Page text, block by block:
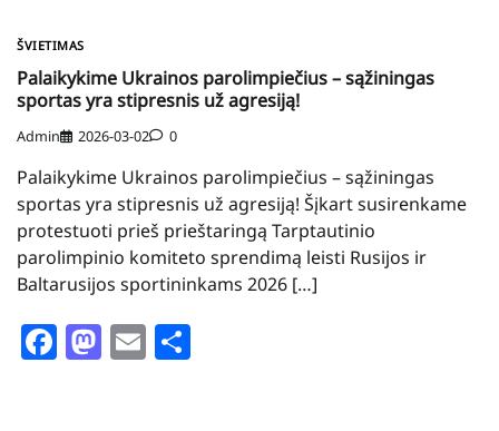
ŠVIETIMAS
Palaikykime Ukrainos parolimpiečius – sąžiningas
sportas yra stipresnis už agresiją!
Admin 2026-03-02 0
Palaikykime Ukrainos parolimpiečius – sąžiningas
sportas yra stipresnis už agresiją! Šįkart susirenkame
protestuoti prieš prieštaringą Tarptautinio
parolimpinio komiteto sprendimą leisti Rusijos ir
Baltarusijos sportininkams 2026 […]
Facebook
Mastodon
Email